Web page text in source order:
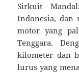
Sirkuit
Indonesia, dan
motor yang
Tenggara.
kilometer dan
lurus yang